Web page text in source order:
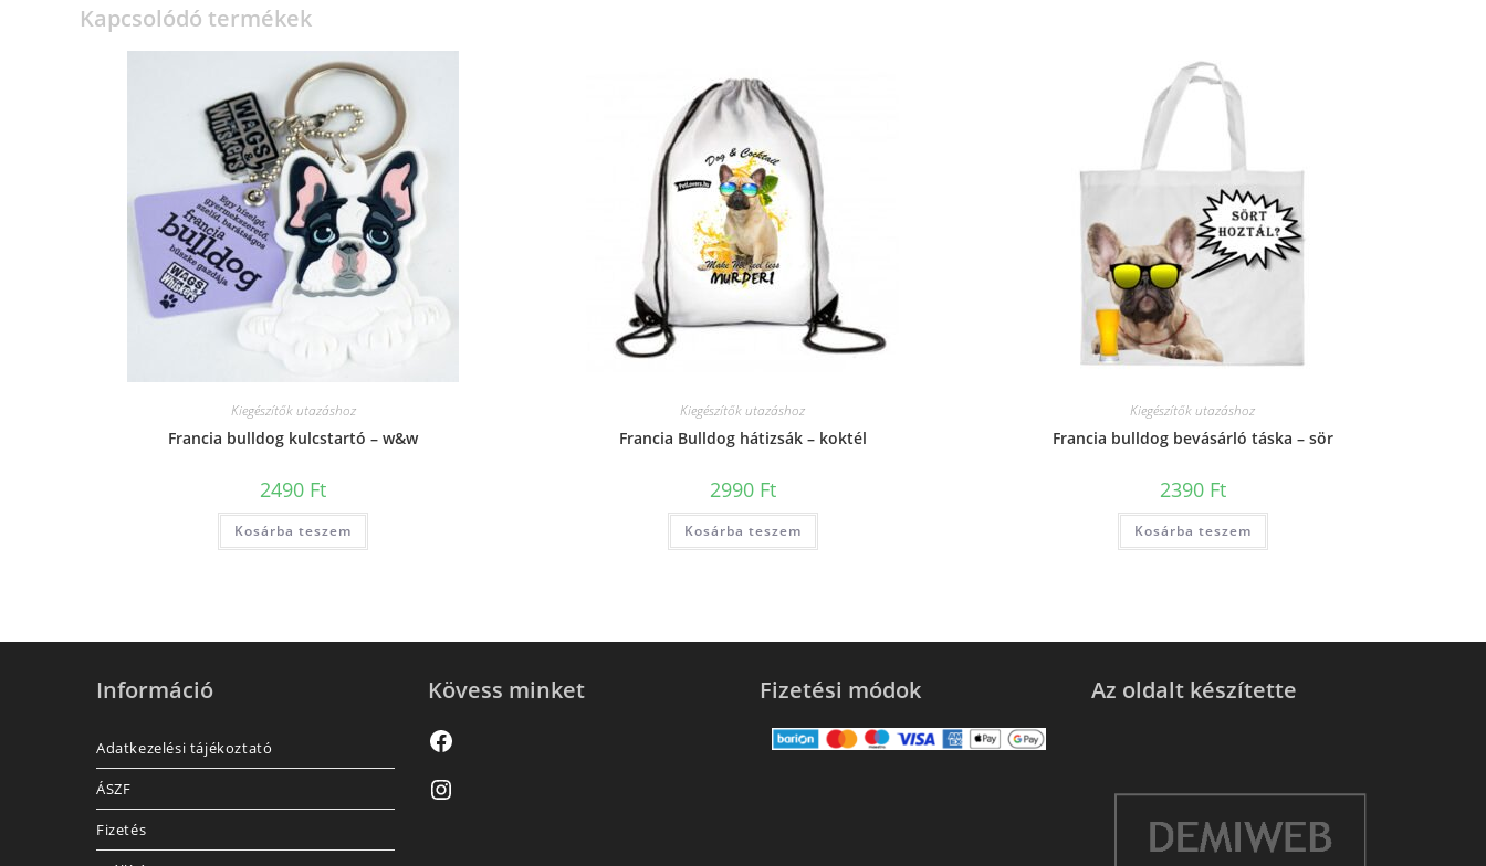
Kapcsolódó termékek
Kiegészítők utazáshoz
Francia bulldog kulcstartó – w&w
2490 Ft
Kosárba teszem
Kiegészítők utazáshoz
Francia Bulldog hátizsák – koktél
2990 Ft
Kosárba teszem
Kiegészítők utazáshoz
Francia bulldog bevásárló táska – sör
2390 Ft
Kosárba teszem
Információ
Adatkezelési tájékoztató
ÁSZF
Fizetés
Kövess minket Fizetési módok Az oldalt készítette